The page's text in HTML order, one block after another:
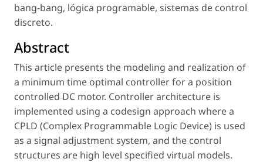
bang-bang, lógica programable, sistemas de control
discreto.
Abstract
This article presents the modeling and realization of
a minimum time optimal controller for a position
controlled DC motor. Controller architecture is
implemented using a codesign approach where a
CPLD (Complex Programmable Logic Device) is used
as a signal adjustment system, and the control
structures are high level specified virtual models.